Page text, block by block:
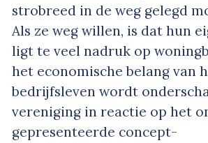
strobreed in de weg gelegd
Als ze weg willen, is dat hun
ligt te veel nadruk op
het economische belang van
bedrijfsleven wordt
vereniging in reactie op het
gepresenteerde concept-